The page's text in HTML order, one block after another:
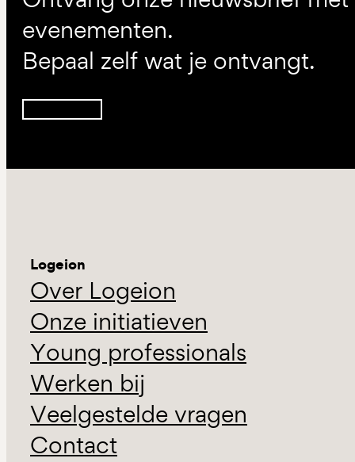
evenementen.
Bepaal zelf wat je ontvangt.
Logeion
Over Logeion
Onze initiatieven
Young professionals
Werken bij
Veelgestelde vragen
Contact